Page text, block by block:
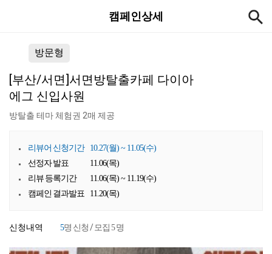
캠페인상세
방문형
[부산/서면]서면방탈출카페 다이아
에그 신입사원
방탈출 테마 체험권 2매 제공
리뷰어 신청기간 10.27(월) ~ 11.05(수)
선정자 발표 11.06(목)
리뷰 등록기간 11.06(목) ~ 11.19(수)
캠페인 결과발표 11.20(목)
신청내역 5명 신청 / 모집 5명